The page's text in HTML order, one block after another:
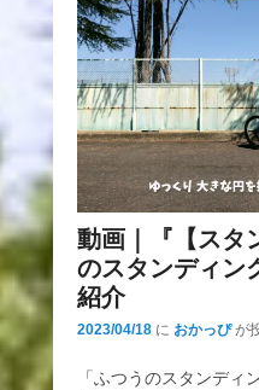
動画｜『【スタ
のスタンディン
紹介
2023/04/18 に おかっぴ が
「ふつうのスタンディ